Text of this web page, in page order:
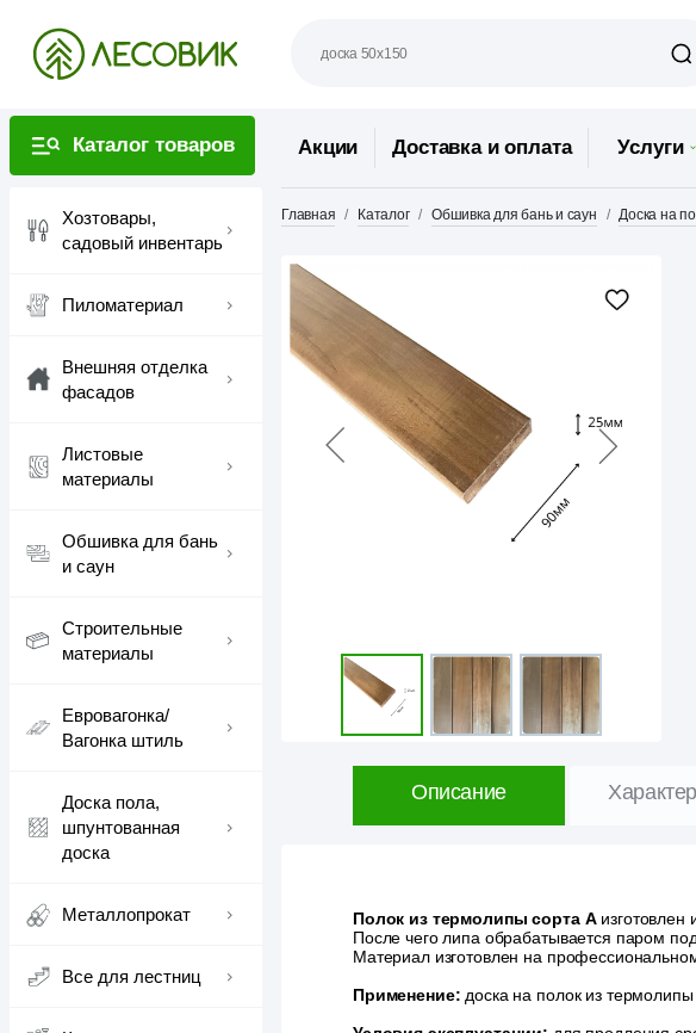
Каталог товаров
Хозтовары,
садовый инвентарь
Пиломатериал
Внешняя отделка
фасадов
Листовые
материалы
Обшивка для бань
и саун
Строительные
материалы
Евровагонка/
Вагонка штиль
Доска пола,
шпунтованная
доска
Металлопрокат
Все для лестниц
Акции Доставка и оплата Услуги
Главная Каталог Обшивка для бань и саун Доска на
Описание
Полок из термолипы сорта А
После чего липа обрабатывается паром
Материал изготовлен на
Применение: доска на полок из